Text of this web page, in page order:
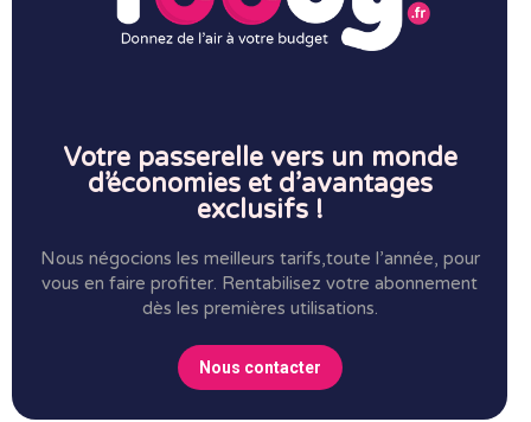
Votre passerelle vers un monde
d’économies et d’avantages
exclusifs !
Nous négocions les meilleurs tarifs,toute l’année, pour
vous en faire profiter. Rentabilisez votre abonnement
dès les premières utilisations.
Nous contacter